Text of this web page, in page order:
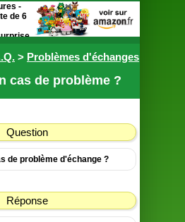
> Problèmes d'échanges
cas de problème ?
Question
de problème d'échange ?
Réponse
-
de 6